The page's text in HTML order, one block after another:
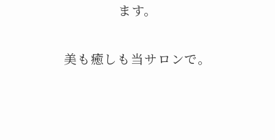
ます。
美も癒しも当サロンで。